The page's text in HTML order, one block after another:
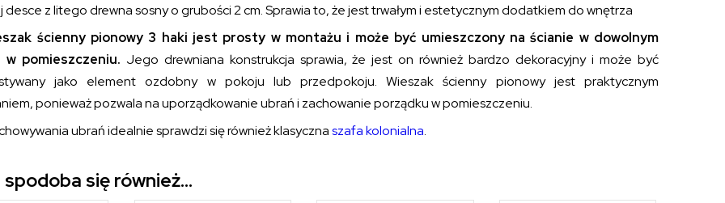
desce z litego drewna sosny o grubości 2 cm. Sprawia to, że jest trwałym i estetycznym dodatkiem do wnętrza
ścienny pionowy 3 haki jest prosty w montażu i może być umieszczony na ścianie w dowolnym
w pomieszczeniu. Jego drewniana konstrukcja sprawia, że jest on również bardzo dekoracyjny i może być
jako element ozdobny w pokoju lub przedpokoju. Wieszak ścienny pionowy jest praktycznym
ponieważ pozwala na uporządkowanie ubrań i zachowanie porządku w pomieszczeniu.
ubrań idealnie sprawdzi się również klasycznaszafa kolonialna.
spodoba się również…